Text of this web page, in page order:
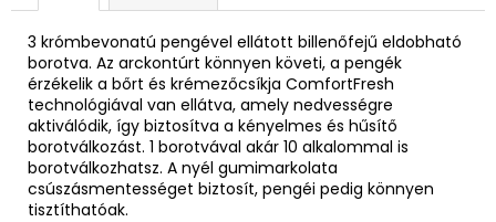
3 krómbevonatú pengével ellátott billenőfejű eldobható
borotva. Az arckontúrt könnyen követi, a pengék
érzékelik a bőrt és krémezőcsíkja ComfortFresh
technológiával van ellátva, amely nedvességre
aktiválódik, így biztosítva a kényelmes és hűsítő
borotválkozást. 1 borotvával akár 10 alkalommal is
borotválkozhatsz. A nyél gumimarkolata
csúszásmentességet biztosít, pengéi pedig könnyen
tisztíthatóak.